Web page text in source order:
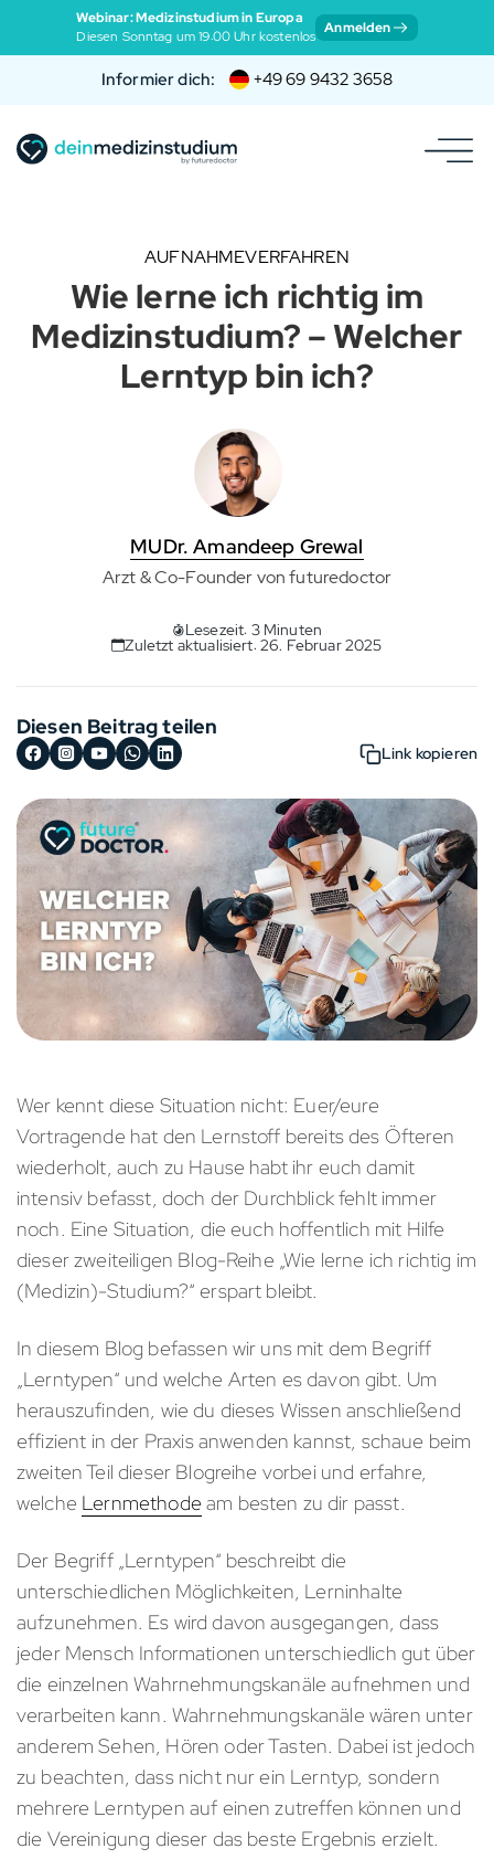
Webinar: Medizinstudium in Europa
Diesen Sonntag um 19:00 Uhr kostenlos Anmelden
Informier dich: +49 69 9432 3658
AUFNAHMEVERFAHREN
Wie lerne ich richtig im
Medizinstudium? – Welcher
Lerntyp bin ich?
MUDr. Amandeep Grewal
Arzt & Co-Founder von futuredoctor
Lesezeit: 3 Minuten
Zuletzt aktualisiert: 26. Februar 2025
Diesen Beitrag teilen
Link kopieren
Wer kennt diese Situation nicht: Euer/eure
Vortragende hat den Lernstoff bereits des Öfteren
wiederholt, auch zu Hause habt ihr euch damit
intensiv befasst, doch der Durchblick fehlt immer
noch. Eine Situation, die euch hoffentlich mit Hilfe
dieser zweiteiligen Blog-Reihe „Wie lerne ich richtig im
(Medizin)-Studium?“ erspart bleibt.
In diesem Blog befassen wir uns mit dem Begriff
„Lerntypen“ und welche Arten es davon gibt. Um
herauszufinden, wie du dieses Wissen anschließend
effizient in der Praxis anwenden kannst, schaue beim
zweiten Teil dieser Blogreihe vorbei und erfahre,
welche Lernmethodeam besten zu dir passt.
Der Begriff „Lerntypen“ beschreibt die
unterschiedlichen Möglichkeiten, Lerninhalte
aufzunehmen. Es wird davon ausgegangen, dass
jeder Mensch Informationen unterschiedlich gut über
die einzelnen Wahrnehmungskanäle aufnehmen und
verarbeiten kann. Wahrnehmungskanäle wären unter
anderem Sehen, Hören oder Tasten. Dabei ist jedoch
zu beachten, dass nicht nur ein Lerntyp, sondern
mehrere Lerntypen auf einen zutreffen können und
die Vereinigung dieser das beste Ergebnis erzielt.